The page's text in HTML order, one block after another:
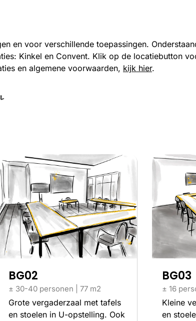
en voor verschillende toepassingen.
Kinkel en Convent. Klik op de locatiebutton
en algemene voorwaarden, kijk hier.
BG02
± 30-40 personen | 77 m2
Grote vergaderzaal met tafels
en stoelen in U-opstelling. Ook
BG03
± 16
Kleine
en